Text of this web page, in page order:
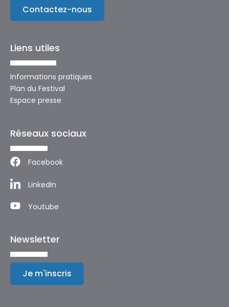
Contactez-nous
Liens utiles
Informations pratiques
Plan du Festival
Espace presse
Réseaux sociaux
Facebook
LinkedIn
Youtube
Newsletter
Je m'inscris